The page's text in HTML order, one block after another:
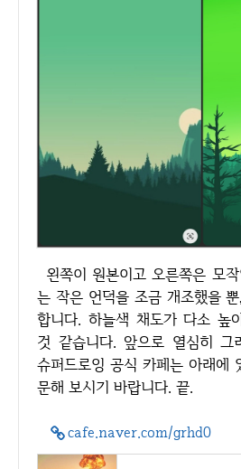
왼쪽이 원본이고 오른쪽은 모작입니다. 가장 앞에 있
는 작은 언덕을 조금 개조했을
합니다. 하늘색 채도가 다소 높
것 같습니다. 앞으로 열심히 그
슈퍼드로잉 공식 카페는 아래에
문해 보시기 바랍니다. 끝.
cafe.naver.com/grhd0